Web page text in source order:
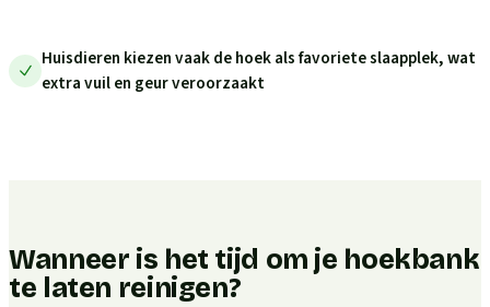
Huisdieren kiezen vaak de hoek als favoriete slaapplek, wat
extra vuil en geur veroorzaakt
Wanneer is het tijd om je hoekbank
te laten reinigen?